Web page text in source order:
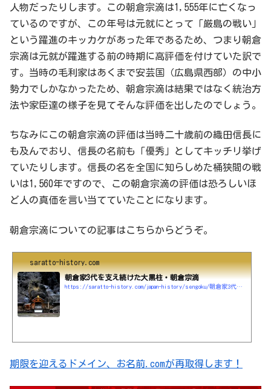
人物だったりします。この朝倉宗滴は1,555年に亡くなっ
ているのですが、この年号は元就にとって「厳島の戦い」
という躍進のキッカケがあった年であるため、つまり朝倉
宗滴は元就が躍進する前の時期に高評価を付けていた訳で
す。当時の毛利家はあくまで安芸国（広島県西部）の中小
勢力でしかなかったため、朝倉宗滴は結果ではなく統治方
法や家臣達の様子を見てそんな評価を出したのでしょう。
ちなみにこの朝倉宗滴の評価は当時二十歳前の織田信長に
も及んでおり、信長の名前も「優秀」としてキッチリ挙げ
ていたりします。信長の名を全国に知らしめた桶狭間の戦
いは1,560年ですので、この朝倉宗滴の評価は恐ろしいほ
ど人の真価を言い当てていたことになります。
朝倉宗滴についての記事はこちらからどうぞ。
saratto-history.com
朝倉家3代を支え続けた大黒柱・朝倉宗滴
https://saratto-history.com/japan-history/sengoku/朝倉家3代を支え続けた大黒柱・朝倉宗滴
期限を迎えるドメイン、お名前.comが再取得します！